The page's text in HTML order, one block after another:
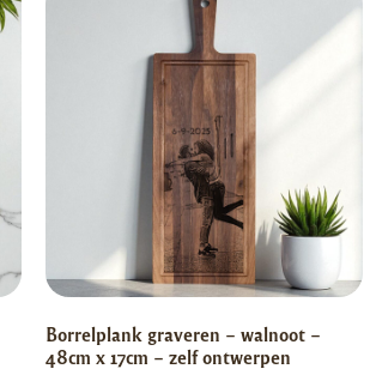
Borrelplank graveren – walnoot –
48cm x 17cm – zelf ontwerpen